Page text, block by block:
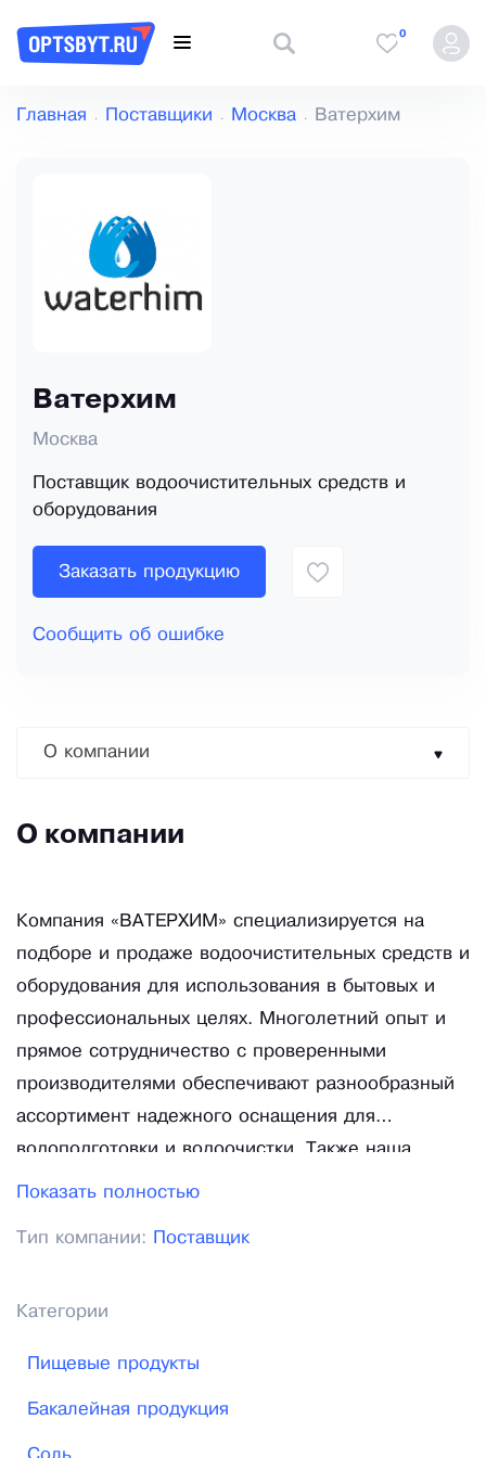
0
Главная Поставщики Москва Ватерхим
Ватерхим
Москва
Поставщик водоочистительных средств и
оборудования
Заказать продукцию
Сообщить об ошибке
О компании
О компании
Компания «ВАТЕРХИМ» специализируется на
подборе и продаже водоочистительных средств и
оборудования для использования в бытовых и
профессиональных целях. Многолетний опыт и
прямое сотрудничество с проверенными
производителями обеспечивают разнообразный
ассортимент надежного оснащения для
водоподготовки и водоочистки. Также наша
команда предоставляет обширный спектр услуг в
промывки систем отопления и водоснабжения,
техники. Водоподготовка подразумевает под
помощью различных препаратов, а в процессе
водоочистки осуществляется очистка сточных вод
от загрязнений. Оба эти процесса крайне важны
Показать полностью
Тип компании: Поставщик
Категории
Пищевые продукты
Бакалейная продукция